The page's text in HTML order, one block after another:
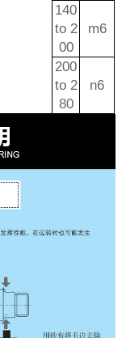
140
to 2
00
m6
200
to 2
80
n6